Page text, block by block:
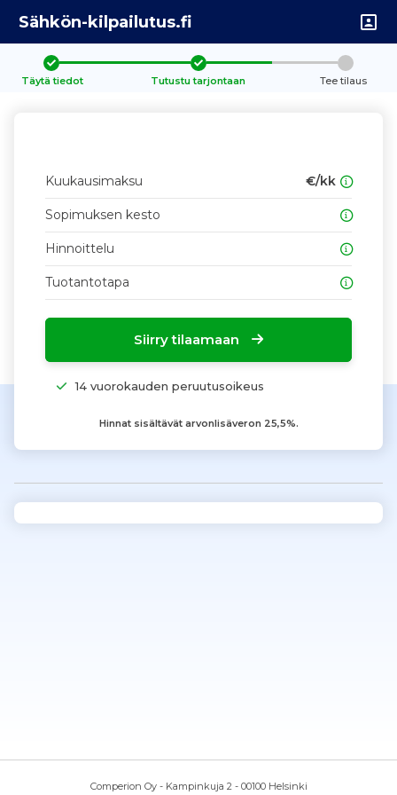
Sähkön-kilpailutus.fi
Täytä tiedot Tutustu tarjontaan Tee tilaus
Kuukausimaksu €/kk
Sopimuksen kesto
Hinnoittelu
Tuotantotapa
Siirry tilaamaan
14 vuorokauden peruutusoikeus
Hinnat sisältävät arvonlisäveron 25,5%.
Comperion Oy - Kampinkuja 2 - 00100 Helsinki